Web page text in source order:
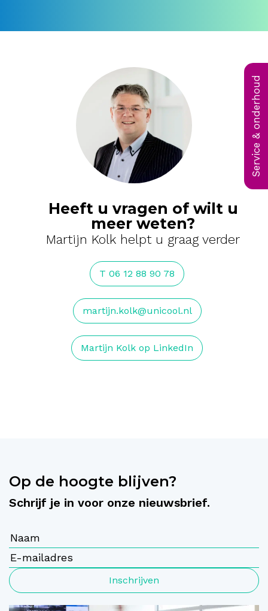
Service & onderhoud
Heeft u vragen of wilt u
meer weten?
Martijn Kolk helpt u graag verder
T 06 12 88 90 78
martijn.kolk@unicool.nl
Martijn Kolk op LinkedIn
Op de hoogte blijven?
Schrijf je in voor onze nieuwsbrief.
Inschrijven